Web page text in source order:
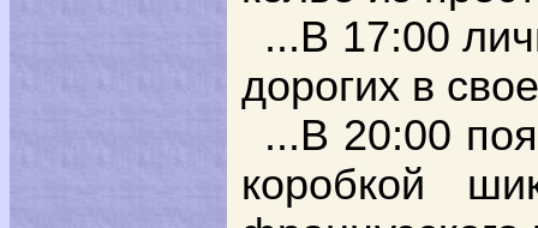
...В 17:00
дорогих в
...В 20:00
коробкой